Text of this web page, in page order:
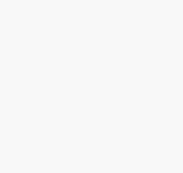
gì, mệnh
cặp can chi này nằm ở